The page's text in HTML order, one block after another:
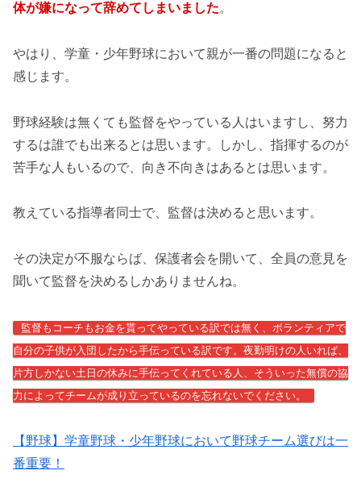
体が嫌になって辞めてしまいました。
やはり、学童・少年野球において親が一番の問題になると
感じます。
野球経験は無くても監督をやっている人はいますし、努力
するは誰でも出来るとは思います。しかし、指揮するのが
苦手な人もいるので、向き不向きはあるとは思います。
教えている指導者同士で、監督は決めると思います。
その決定が不服ならば、保護者会を開いて、全員の意見を
聞いて監督を決めるしかありませんね。
監督もコーチもお金を貰ってやっている訳では無く、ボランティアで
自分の子供が入団したから手伝っている訳です。夜勤明けの人いれば、
片方しかない土日の休みに手伝ってくれている人、そういった無償の協
力によってチームが成り立っているのを忘れないでください。
【野球】学童野球・少年野球において野球チーム選びは一
番重要！